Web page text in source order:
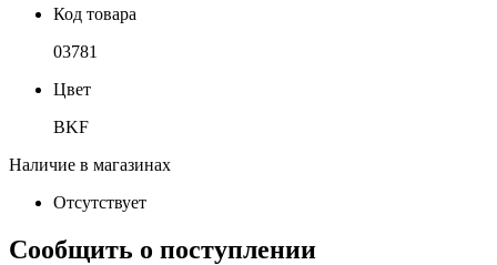
Код товара
03781
Цвет
BKF
Наличие в магазинах
Отсутствует
Сообщить о поступлении